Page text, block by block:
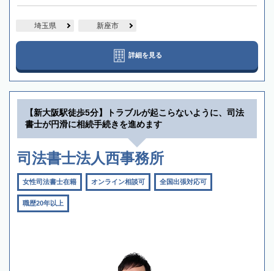
埼玉県 新座市
詳細を見る
【新大阪駅徒歩5分】トラブルが起こらないように、司法
書士が円滑に相続手続きを進めます
司法書士法人西事務所
女性司法書士在籍 オンライン相談可 全国出張対応可
職歴20年以上